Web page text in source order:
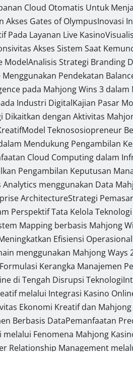
Cloud Otomatis Untuk
Akses Gates of OlympusInovasi
Pada Layanan Live Kasino
Akses Sistem Saat
ModelAnalisis Strategi Branding
Pendekatan
pada Mahjong Wins 3
Industri DigitalKajian Pasar
Dikaitkan dengan Aktivitas
Model Teknososiopreneur
Mendukung Pengambilan
Cloud Computing dalam
Pengambilan Keputusan
menggunakan Data
ArchitectureStrategi
Perspektif Tata Kelola
Mapping berbasis Mahjong
Efisiensi Operasional
menggunakan Mahjong
Formulasi Kerangka Manajemen
di Tengah Disrupsi Teknologi
melalui Integrasi Kasino
Ekonomi Kreatif dan
Berbasis DataPemanfaatan
Fenomena Mahjong
Relationship Management